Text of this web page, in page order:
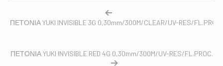
ΠΕΤΟΝΙΑ YUKI INVISIBLE 3G 0,30mm/300M/CLEAR/UV-RES/FL.PROC.
ΠΕΤΟΝΙΑ YUKI INVISIBLE RED 4G 0,30mm/300M/UV-RES/FL.PROC.